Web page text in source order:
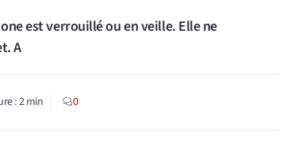
est verrouillé ou en veille. Elle ne
A
:2min 0